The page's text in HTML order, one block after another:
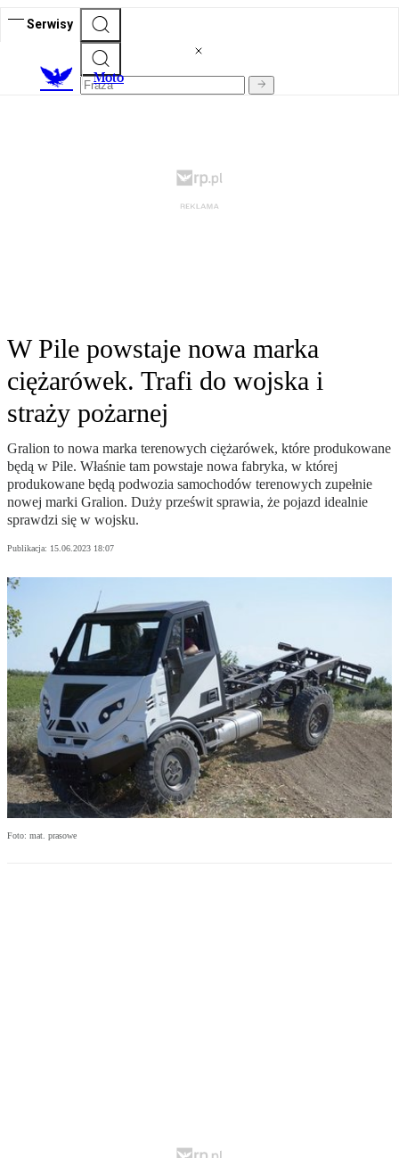
Serwisy
Moto
W Pile powstaje nowa marka
ciężarówek. Trafi do wojska i
straży pożarnej
Gralion to nowa marka terenowych ciężarówek, które produkowane
będą w Pile. Właśnie tam powstaje nowa fabryka, w której
produkowane będą podwozia samochodów terenowych zupełnie
nowej marki Gralion. Duży prześwit sprawia, że pojazd idealnie
sprawdzi się w wojsku.
Publikacja: 15.06.2023 18:07
Foto: mat. prasowe